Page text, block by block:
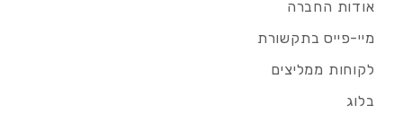
אודות החברה
מיי-פייס בתקשורת
לקוחות ממליצים
בלוג